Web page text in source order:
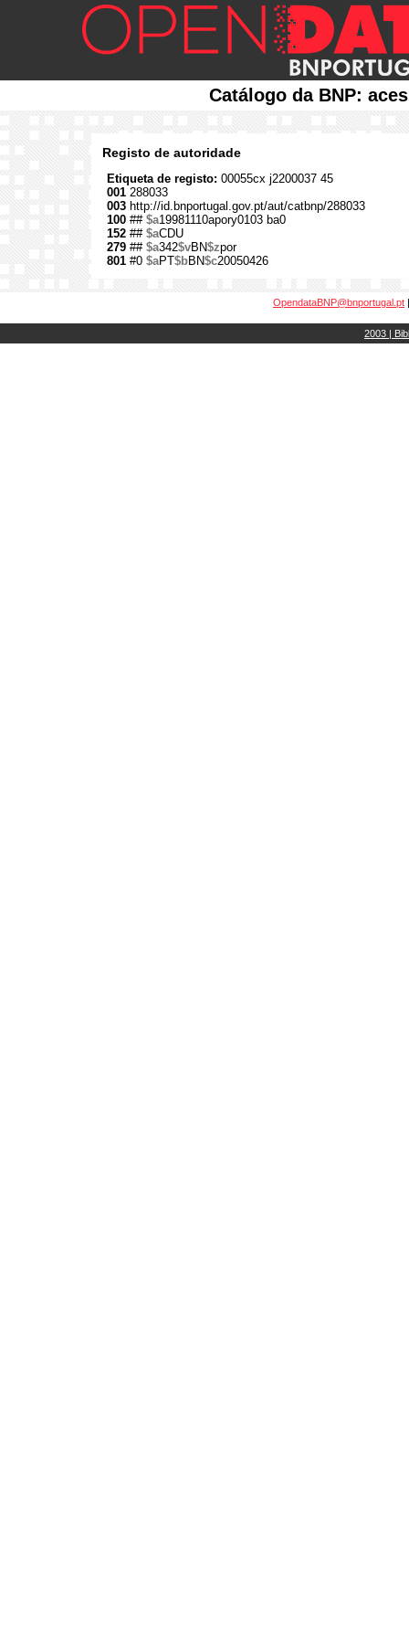
Catálogo da BNP:
Registo de autoridade
Etiqueta de registo: 00055cx j2200037 45
001 288033
003 http://id.bnportugal.gov.pt/aut/catbnp/288033
100 ## $a19981110apory0103 ba0
152 ## $aCDU
279 ## $a342$vBN$zpor
801 #0 $aPT$bBN$c20050426
OpendataBNP@bnportugal.pt
2003 |